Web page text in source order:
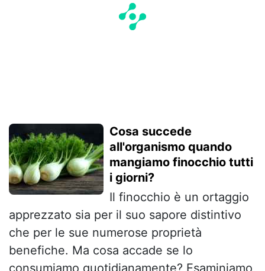
Cosa succede
all'organismo quando
mangiamo finocchio tutti
i giorni?
Il finocchio è un ortaggio
apprezzato sia per il suo sapore distintivo
che per le sue numerose proprietà
benefiche. Ma cosa accade se lo
consumiamo quotidianamente? Esaminiamo